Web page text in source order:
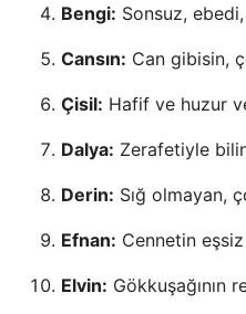
Bengi: Sonsuz,
Cansın: Can gibisin,
Çisil: Hafif ve huzur
Dalya: Zerafetiyle
Derin: Sığ olmayan,
Efnan: Cennetin
Elvin: Gökkuşağının